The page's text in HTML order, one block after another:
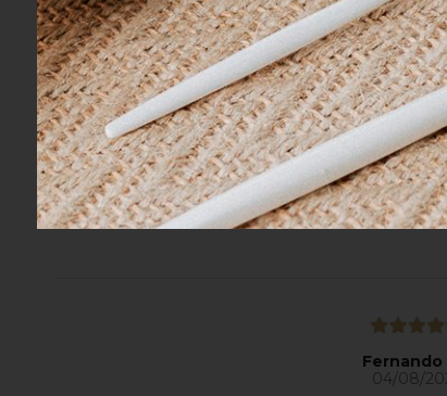
Avaliações dos Clientes
Gisela
05/08/
Eu recomendo esse
Fernando
04/08/